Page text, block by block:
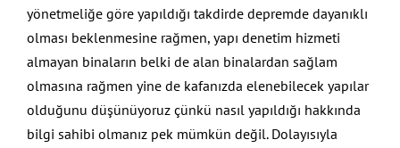
yönetmeliğe göre yapıldığı takdirde depremde dayanıklı
olması beklenmesine rağmen, yapı denetim hizmeti
almayan binaların belki de alan binalardan sağlam
olmasına rağmen yine de kafanızda elenebilecek yapılar
olduğunu düşünüyoruz çünkü nasıl yapıldığı hakkında
bilgi sahibi olmanız pek mümkün değil. Dolayısıyla